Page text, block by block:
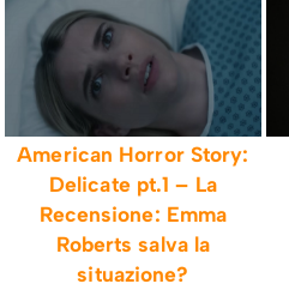
American Horror Story:
Delicate pt.1 – La
Recensione: Emma
Roberts salva la
situazione?